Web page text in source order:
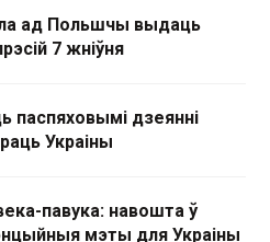
ад Польшчы выдаць
7 жніўня
паспяховымі дзеянні
Украіны
павука: навошта ў
мэты для Украіны